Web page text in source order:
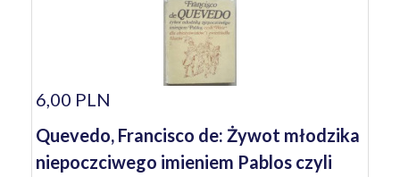
6,00 PLN
Quevedo, Francisco de: Żywot młodzika
niepoczciwego imieniem Pablos czyli